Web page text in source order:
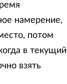
намерение,
потом
в текущий
взять